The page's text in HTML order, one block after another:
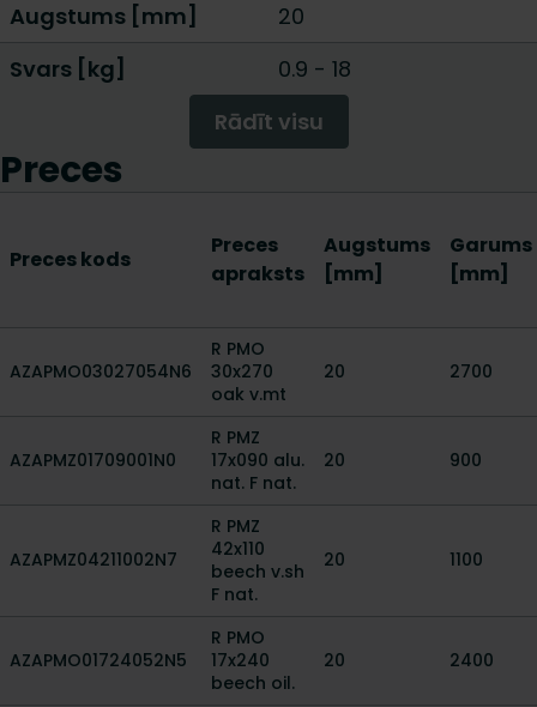
Augstums [mm]
20
Svars [kg]
0.9 - 18
Rādīt visu
Preces
Preces kods
Preces
apraksts
Augstums
[mm]
Garums
[mm]
AZAPMO03027054N6
R PMO
30x270
oak v.mt
20 2700
AZAPMZ01709001N0
R PMZ
17x090 alu.
nat. F nat.
20 900
AZAPMZ04211002N7
R PMZ
42x110
beech v.sh
F nat.
20 1100
AZAPMO01724052N5
R PMO
17x240
beech oil.
20 2400